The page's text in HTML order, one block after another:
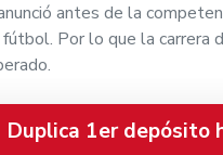
antes de la
Por lo que la carrera
Duplica 1er depósito